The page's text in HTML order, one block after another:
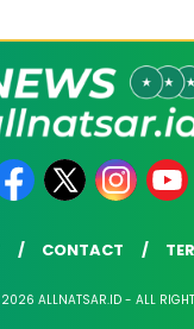
CONTACT
ALLNATSAR.ID - ALL